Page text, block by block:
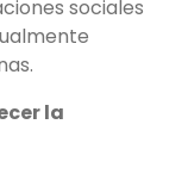
sociales
la